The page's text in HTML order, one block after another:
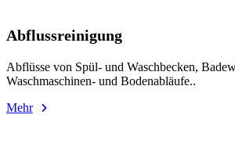
Abflussreinigung
Abflüsse von Spül- und Waschbecken,
Waschmaschinen- und Bodenabläufe..
Mehr